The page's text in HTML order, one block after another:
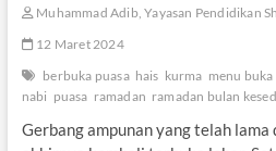
f
r
m
a
i
Muhammad Adib, Yayasan Pendidikan
12 Maret 2024
berbuka puasa hais kurma menu buka
nabi puasa ramadan ramadan bulan
Gerbang ampunan yang telah